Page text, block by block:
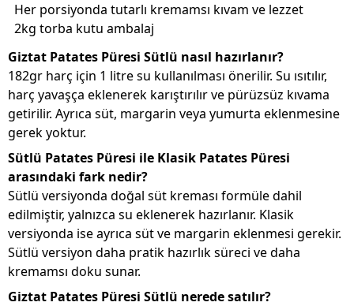
Her porsiyonda tutarlı kremamsı kıvam ve lezzet
2kg torba kutu ambalaj
Giztat Patates Püresi Sütlü nasıl hazırlanır?
182gr harç için 1 litre su kullanılması önerilir. Su ısıtılır,
harç yavaşça eklenerek karıştırılır ve pürüzsüz kıvama
getirilir. Ayrıca süt, margarin veya yumurta eklenmesine
gerek yoktur.
Sütlü Patates Püresi ile Klasik Patates Püresi
arasındaki fark nedir?
Sütlü versiyonda doğal süt kreması formüle dahil
edilmiştir, yalnızca su eklenerek hazırlanır. Klasik
versiyonda ise ayrıca süt ve margarin eklenmesi gerekir.
Sütlü versiyon daha pratik hazırlık süreci ve daha
kremamsı doku sunar.
Giztat Patates Püresi Sütlü nerede satılır?